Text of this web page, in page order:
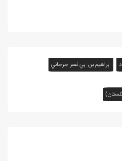
ابراهيم بن ابي‌ نصر جرجاني